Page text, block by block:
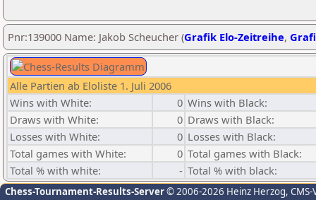
Pnr:139000 Name: Jakob Scheucher (Grafik Elo-Zeitreihe,
Alle Partien ab Eloliste 1. Juli 2006
Wins with White:
0 Wins with Black:
Draws with White:
0 Draws with Black:
Losses with White:
0 Losses with Black:
Total games with White:
0 Total games with Black:
Total % with white:
- Total % with black:
Chess-Tournament-Results-Server© 2006-2026 Heinz Herzog,